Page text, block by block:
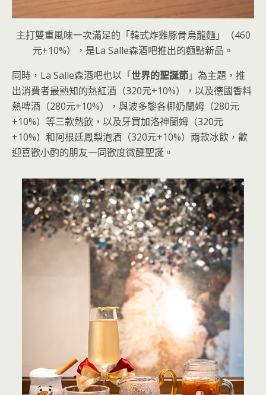
主打雙重風味一次滿足的「韓式炸雞豚骨烏龍麵」（460
元+10%），是La Salle森酒吧推出的麵點新品。
同時，La Salle森酒吧也以「世界的聖誕節」為主題，推
出消費者最熟知的熱紅酒（320元+10%），以及德國香料
熱啤酒（280元+10%），與波多黎各椰奶蘭姆（280元
+10%）等三款熱飲，以及牙買加洛神蘭姆（320元
+10%）和阿根廷鳳梨泡酒（320元+10%）兩款冰飲，歡
迎喜歡小酌的朋友一同歡度微醺聖誕。